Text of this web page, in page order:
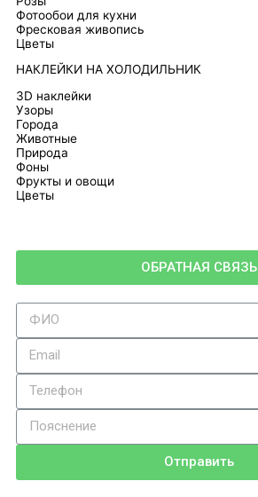
Фотообои для кухни
Фресковая живопись
Цветы
НАКЛЕЙКИ НА ХОЛОДИЛЬНИК
3D наклейки
Узоры
Города
Животные
Природа
Фоны
Фрукты и овощи
Цветы
ОБРАТНАЯ СВЯЗЬ
Отправить